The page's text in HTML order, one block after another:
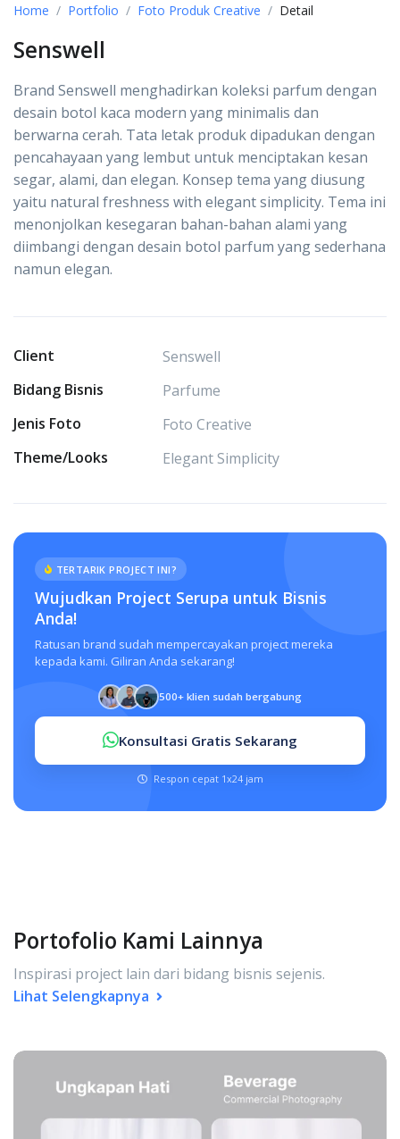
Home Portfolio Foto Produk Creative Detail
Senswell
Brand Senswell menghadirkan koleksi parfum dengan
desain botol kaca modern yang minimalis dan
berwarna cerah. Tata letak produk dipadukan dengan
pencahayaan yang lembut untuk menciptakan kesan
segar, alami, dan elegan. Konsep tema yang diusung
yaitu natural freshness with elegant simplicity. Tema ini
menonjolkan kesegaran bahan-bahan alami yang
diimbangi dengan desain botol parfum yang sederhana
namun elegan.
Client
Senswell
Bidang Bisnis
Parfume
Jenis Foto
Foto Creative
Theme/Looks
Elegant Simplicity
TERTARIK PROJECT INI?
Wujudkan Project Serupa untuk Bisnis
Anda!
Ratusan brand sudah mempercayakan project mereka
kepada kami. Giliran Anda sekarang!
500+ klien sudah bergabung
Konsultasi Gratis Sekarang
Respon cepat 1x24 jam
Portofolio Kami Lainnya
Inspirasi project lain dari bidang bisnis sejenis.
Lihat Selengkapnya